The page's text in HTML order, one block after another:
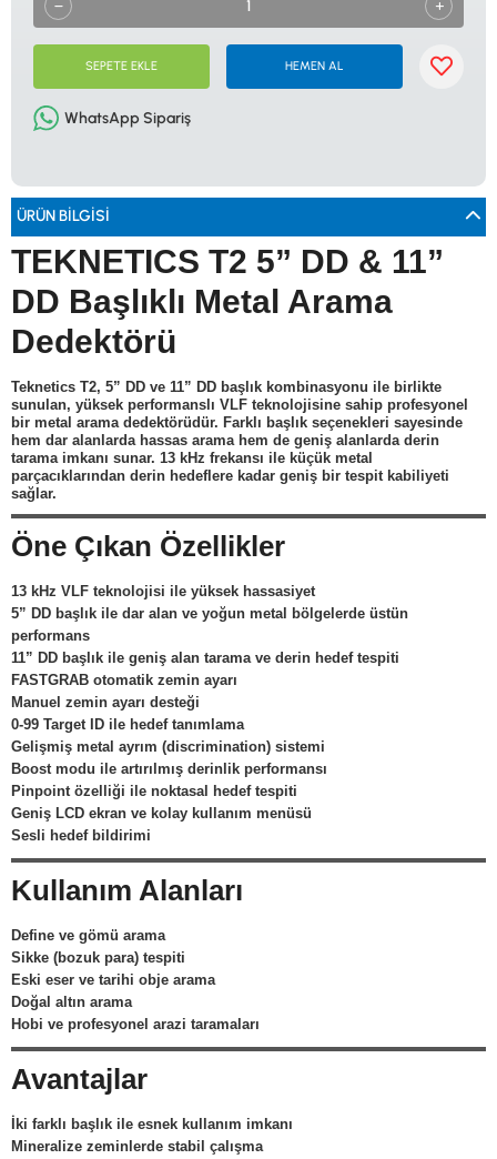
0533 061 73 68 0212 222 12 61
Dedektör Dünyası, lider dünya markası dedektörlerin
SEPETE EKLE HEMEN AL
WhatsApp Sipariş
ÜRÜN BILGISI
TEKNETICS T2 5” DD & 11”
DD Başlıklı Metal Arama
Dedektörü
Teknetics T2, 5” DD ve 11” DD başlık kombinasyonu ile birlikte
sunulan, yüksek performanslı VLF teknolojisine sahip profesyonel
bir metal arama dedektörüdür. Farklı başlık seçenekleri sayesinde
hem dar alanlarda hassas arama hem de geniş alanlarda derin
tarama imkanı sunar. 13 kHz frekansı ile küçük metal
parçacıklarından derin hedeflere kadar geniş bir tespit kabiliyeti
sağlar.
Öne Çıkan Özellikler
13 kHz VLF teknolojisi ile yüksek hassasiyet
5” DD başlık ile dar alan ve yoğun metal bölgelerde üstün
performans
11” DD başlık ile geniş alan tarama ve derin hedef tespiti
FASTGRAB otomatik zemin ayarı
Manuel zemin ayarı desteği
0-99 Target ID ile hedef tanımlama
Gelişmiş metal ayrım (discrimination) sistemi
Boost modu ile artırılmış derinlik performansı
Pinpoint özelliği ile noktasal hedef tespiti
Geniş LCD ekran ve kolay kullanım menüsü
Sesli hedef bildirimi
Kullanım Alanları
Define ve gömü arama
Sikke (bozuk para) tespiti
Eski eser ve tarihi obje arama
Doğal altın arama
Hobi ve profesyonel arazi taramaları
Avantajlar
İki farklı başlık ile esnek kullanım imkanı
Mineralize zeminlerde stabil çalışma